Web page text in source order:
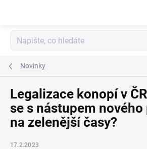
Novinky
Legalizace konopí v
se s nástupem
na zelenější časy?
17.2.2023